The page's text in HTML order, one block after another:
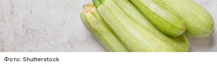
Фото: Shutterstock
Фото: Shutterstock
немного, поэтому никакого вреда от него не будет.
Чем разнообразнее рацион питания человека, тем
лучше. Потому что это исключает вероятность
возникновения дефицитов микроэлементов, —
заверил специалист.